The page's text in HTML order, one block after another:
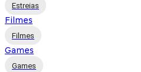
Estreias
Filmes
Filmes
Games
Games